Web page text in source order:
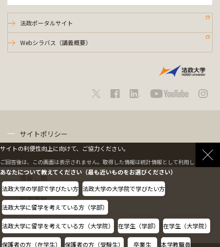
法政ポータルサイト
Webシラバス（講義概要）
サイトポリシー
情報公開
採用情報
教職員の方へ
サイトの利便性向上に向けて、ご協力ください。
ご回答後は、この画面は表示されません。取得した情報は統計情報として利用します。
あなたについて教えてください（最も近いものをお選びください）
法政大学の学部で学びたい方 法政大学の大学院で学びたい方
法政大学に留学を考えている方（学部）
法政大学に留学を考えている方（大学院） 在学生（学部） 在学生（大学院）
保護者の方（在学生） 保護者の方（受験生） 卒業生 本学教職員